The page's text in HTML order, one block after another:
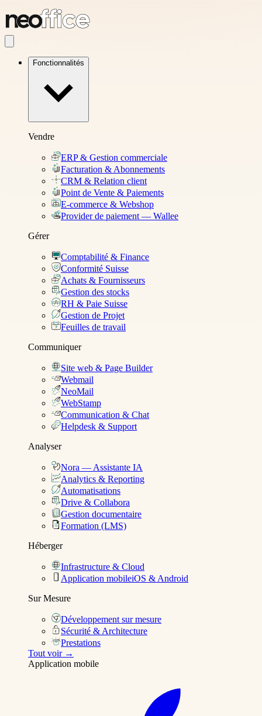
Fonctionnalités
Vendre
ERP & Gestion commerciale
Facturation & Abonnements
CRM & Relation client
Point de Vente & Paiements
E-commerce & Webshop
Provider de paiement — Wallee
Gérer
Comptabilité & Finance
Conformité Suisse
Achats & Fournisseurs
Gestion des stocks
RH & Paie Suisse
Gestion de Projet
Feuilles de travail
Communiquer
Site web & Page Builder
Webmail
NeoMail
WebStamp
Communication & Chat
Helpdesk & Support
Analyser
Nora — Assistante IA
Analytics & Reporting
Automatisations
Drive & Collabora
Gestion documentaire
Formation (LMS)
Héberger
Infrastructure & Cloud
Application mobileiOS & Android
Sur Mesure
Développement sur mesure
Sécurité & Architecture
Prestations
Tout voir →
Application mobile